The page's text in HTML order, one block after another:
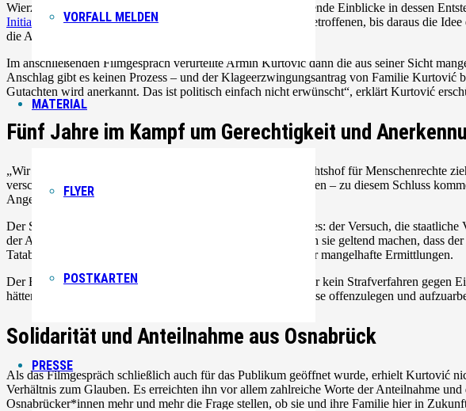
VORFALL MELDEN
MATERIAL
FLYER
POSTKARTEN
PRESSE
Wierzchowskis Videobotschaft am Ende des Films bot spannende Einblicke in dessen
Initiative 19. Februarund den ersten Begegnungen mit den Betroffenen, bis daraus die
die Angehörigen selbst nachzuzeichnen.
Im anschließenden Filmgespräch verurteilte Armin Kurtović dann die aus seiner Sicht
Anschlag gibt es keinen Prozess – und der Klageerzwingungsantrag von Familie Kurtović
Gutachten wird anerkannt. Das ist politisch einfach nicht erwünscht“, erklärt Kurtović
Fünf Jahre im Kampf um Gerechtigkeit und
„Wir werden bis nach Straßburg, vor den Europäischen Gerichtshof für Menschenrechte
verschlossen gewesen, könnte sein Sohn womöglich noch leben – zu diesem Schluss
Angehörigen agierte.
Der Schritt nach Straßburg wäre für die Familie vor allem eines: der Versuch, die
der Angehörigen nicht ausreichend getan haben. Hier möchten sie geltend machen, dass
Tatabend nicht funktionierende polizeiliche Notrufsystem oder mangelhafte Ermittlungen.
Der Europäische Gerichtshof für Menschenrechte könnte zwar kein Strafverfahren gegen
hätten, und damit den Druck erhöhen, strukturelle Versäumnisse offenzulegen und
Solidarität und Anteilnahme aus Osnabrück
Als das Filmgespräch schließlich auch für das Publikum geöffnet wurde, erhielt Kurtović
Verhältnis zum Glauben. Es erreichten ihn vor allem zahlreiche Worte der Anteilnahme
Osnabrücker*innen mehr und mehr die Frage stellen, ob sie und ihre Familie hier in